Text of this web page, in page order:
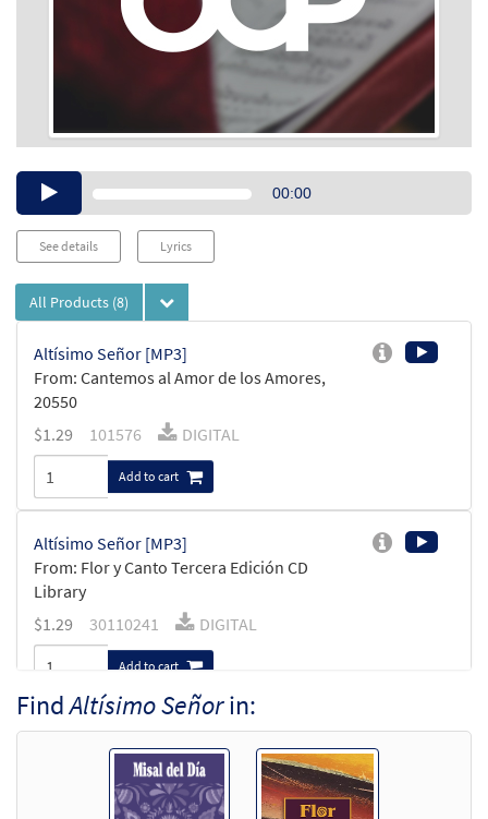
Audio00:00
See details Lyrics
All Products (8)
Altísimo Señor [MP3]
From: Cantemos al Amor de los Amores,
20550
$1.29 101576 DIGITAL
Add to cart
Altísimo Señor [MP3]
From: Flor y Canto Tercera Edición CD
Library
$1.29 30110241 DIGITAL
Add to cart
Altisimo Senor [MP3]
From: Tradiciones
100929 DIGITAL
FindAltísimo Señorin: